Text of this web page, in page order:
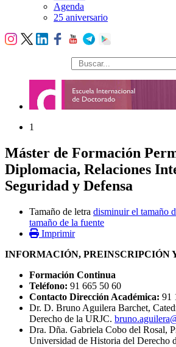
Agenda
25 aniversario
búsqueda
1
Máster de Formación
Diplomacia, Relaciones
Seguridad y Defensa
Tamaño de letra disminuir el tamaño
tamaño de la fuente
Imprimir
INFORMACIÓN, PREINSCRIPCIÓN
Formación Continua
Teléfono: 91 665 50 60
Contacto Dirección Académica: 91
Dr. D. Bruno Aguilera Barchet,
Derecho de la URJC.
Dra. Dña. Gabriela Cobo del Rosal,
Universidad de Historia del Derecho